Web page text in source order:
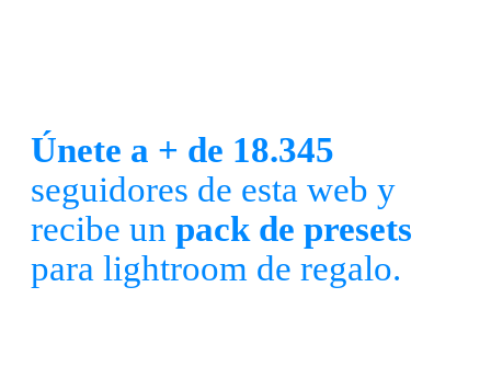
Únete a + de 18.345
seguidores de esta web y
recibe un pack de presets
para lightroom de regalo.